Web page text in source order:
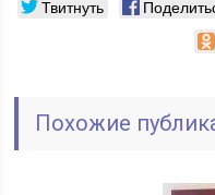
Твитнуть
Похожие